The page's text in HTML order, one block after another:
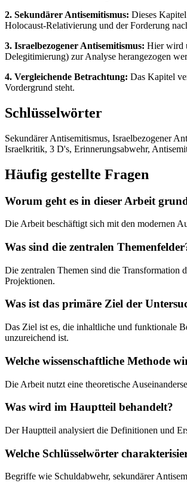
2. Sekundärer Antisemitismus: Dieses
Holocaust-Relativierung und der Forderung
3. Israelbezogener Antisemitismus: Hier wird
Delegitimierung) zur Analyse herangezogen
4. Vergleichende Betrachtung: Das Kapitel
Vordergrund steht.
Schlüsselwörter
Sekundärer Antisemitismus, Israelbezogener
Israelkritik, 3 D's, Erinnerungsabwehr,
Häufig gestellte Fragen
Worum geht es in dieser Arbeit
Die Arbeit beschäftigt sich mit den modernen
Was sind die zentralen
Die zentralen Themen sind die Transformation
Projektionen.
Was ist das primäre Ziel der
Das Ziel ist es, die inhaltliche und funktionale
unzureichend ist.
Welche wissenschaftliche Methode
Die Arbeit nutzt eine theoretische
Was wird im Hauptteil behandelt?
Der Hauptteil analysiert die Definitionen und
Welche Schlüsselwörter
Begriffe wie Schuldabwehr, sekundärer